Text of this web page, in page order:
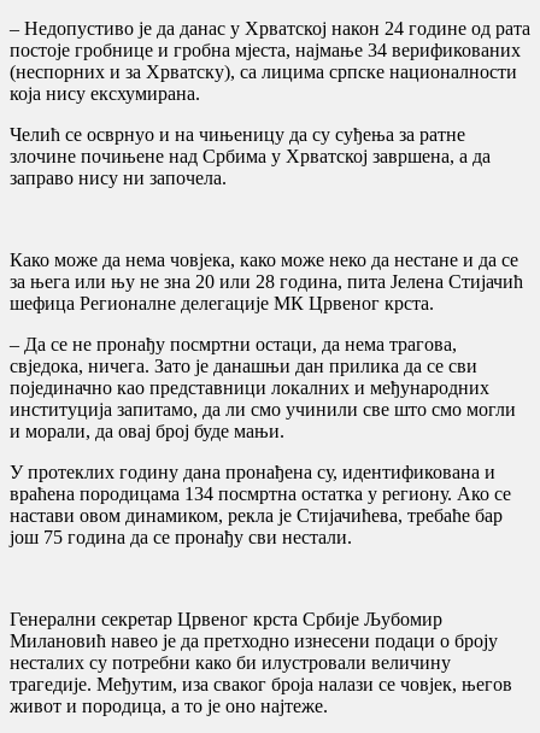
– Недопустиво је да данас у Хрватској након 24 године од рата
постоје гробнице и гробна мјеста, најмање 34 верификованих
(неспорних и за Хрватску), са лицима српске националности
која нису ексхумирана.
Челић се осврнуо и на чињеницу да су суђења за ратне
злочине почињене над Србима у Хрватској завршена, а да
заправо нису ни започела.
Како може да нема човјека, како може неко да нестане и да се
за њега или њу не зна 20 или 28 година, пита Јелена Стијачић
шефица Регионалне делегације МК Црвеног крста.
– Да се не пронађу посмртни остаци, да нема трагова,
свједока, ничега. Зато је данашњи дан прилика да се сви
појединачно као представници локалних и међународних
институција запитамо, да ли смо учинили све што смо могли
и морали, да овај број буде мањи.
У протеклих годину дана пронађена су, идентификована и
враћена породицама 134 посмртна остатка у региону. Ако се
настави овом динамиком, рекла је Стијачићева, требаће бар
још 75 година да се пронађу сви нестали.
Генерални секретар Црвеног крста Србије Љубомир
Милановић навео је да претходно изнесени подаци о броју
несталих су потребни како би илустровали величину
трагедије. Међутим, иза сваког броја налази се човјек, његов
живот и породица, а то је оно најтеже.